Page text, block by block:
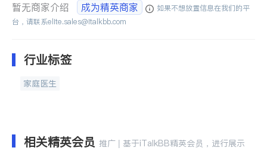
暂无商家介绍 成为精英商家
如果不想放置信息在我们的平
台，请联系elite.sales@italkbb.com
行业标签
家庭医生
相关精英会员 推广 | 基于iTalkBB精英会员，进行展示